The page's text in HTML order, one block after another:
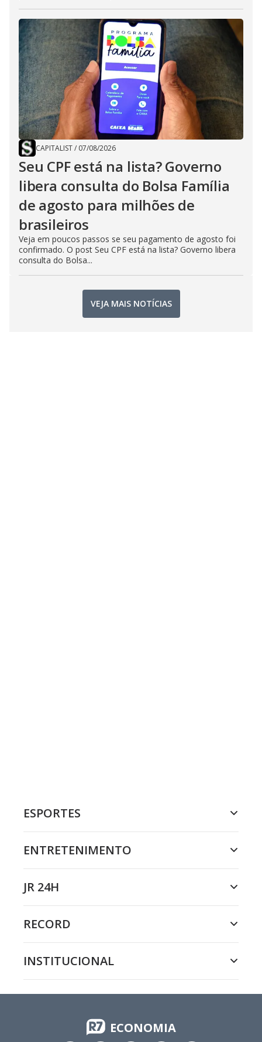
CAPITALIST/ 07/08/2026
Seu CPF está na lista? Governo
libera consulta do Bolsa Família
de agosto para milhões de
brasileiros
Veja em poucos passos se seu pagamento de agosto foi
confirmado. O post Seu CPF está na lista? Governo libera
consulta do Bolsa...
VEJA MAIS NOTÍCIAS
ESPORTES
ENTRETENIMENTO
JR 24H
RECORD
INSTITUCIONAL
ECONOMIA